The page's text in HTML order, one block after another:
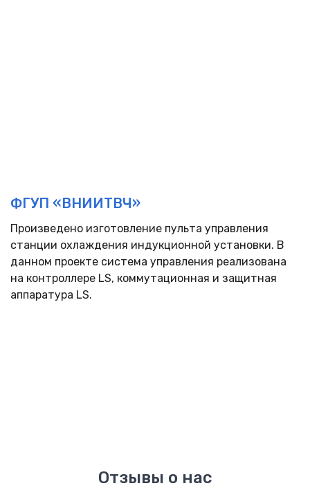
ФГУП «ВНИИТВЧ»
Произведено изготовление пульта управления
станции охлаждения индукционной установки. В
данном проекте система управления реализована
на контроллере LS, коммутационная и защитная
аппаратура LS.
Отзывы о нас